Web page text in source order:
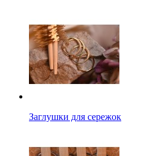
Заглушки для сережок